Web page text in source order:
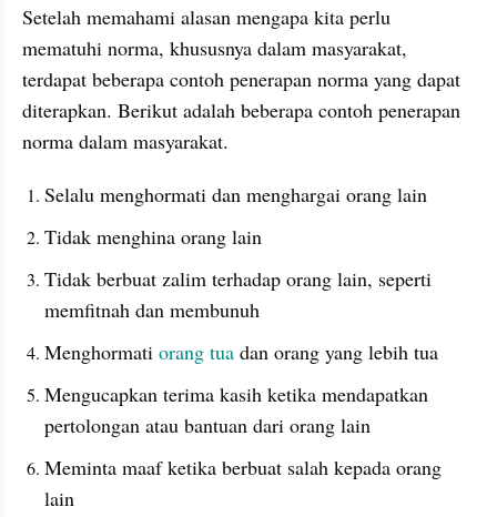
Setelah memahami alasan mengapa kita perlu
mematuhi norma, khususnya dalam masyarakat,
terdapat beberapa contoh penerapan norma yang dapat
diterapkan. Berikut adalah beberapa contoh penerapan
norma dalam masyarakat.
Selalu menghormati dan menghargai orang lain
Tidak menghina orang lain
Tidak berbuat zalim terhadap orang lain, seperti
memfitnah dan membunuh
Menghormati orang tua dan orang yang lebih tua
Mengucapkan terima kasih ketika mendapatkan
pertolongan atau bantuan dari orang lain
Meminta maaf ketika berbuat salah kepada orang
lain